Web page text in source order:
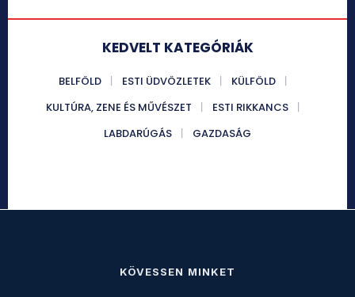
KEDVELT KATEGÓRIÁK
BELFÖLD ESTI ÜDVÖZLETEK
KÜLFÖLD
KULTÚRA, ZENE ÉS MŰVÉSZET
ESTI RIKKANCS
LABDARÚGÁS
GAZDASÁG
KÖVESSEN MINKET